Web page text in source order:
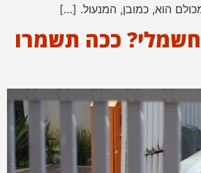
הוא, כמובן, המנעול. […]
ככה תשמרו